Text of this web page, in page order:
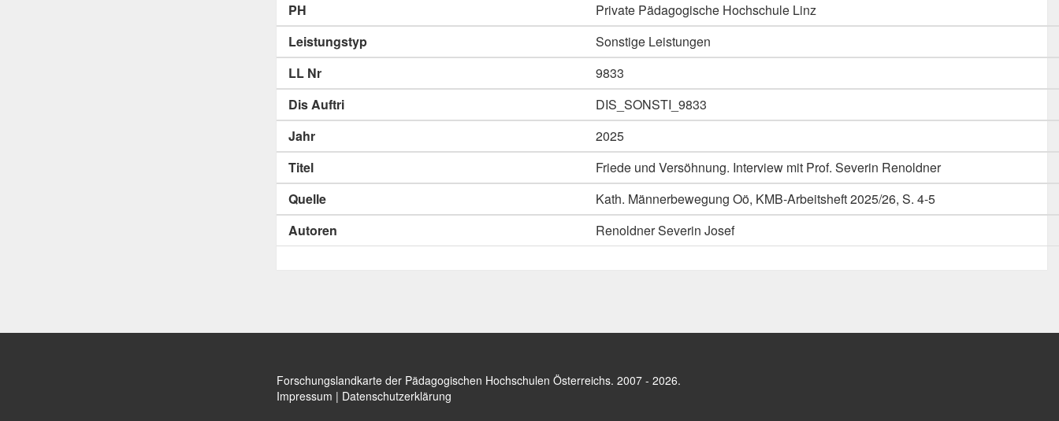
PH
Private Pädagogische Hochschule Linz
Leistungstyp
Sonstige Leistungen
LL Nr
9833
Dis Auftri
DIS_SONSTI_9833
Jahr
2025
Titel
Friede und Versöhnung. Interview mit Prof. Severin Renoldner
Quelle
Kath. Männerbewegung Oö, KMB-Arbeitsheft 2025/26, S. 4-5
Autoren
Renoldner Severin Josef
Forschungslandkarte der Pädagogischen Hochschulen Österreichs. 2007 - 2026.
Impressum | Datenschutzerklärung